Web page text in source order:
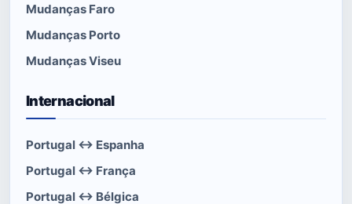
Mudanças Faro
Mudanças Porto
Mudanças Viseu
Internacional
Portugal ↔ Espanha
Portugal ↔ França
Portugal ↔ Bélgica